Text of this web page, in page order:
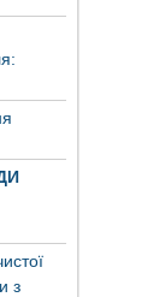
з